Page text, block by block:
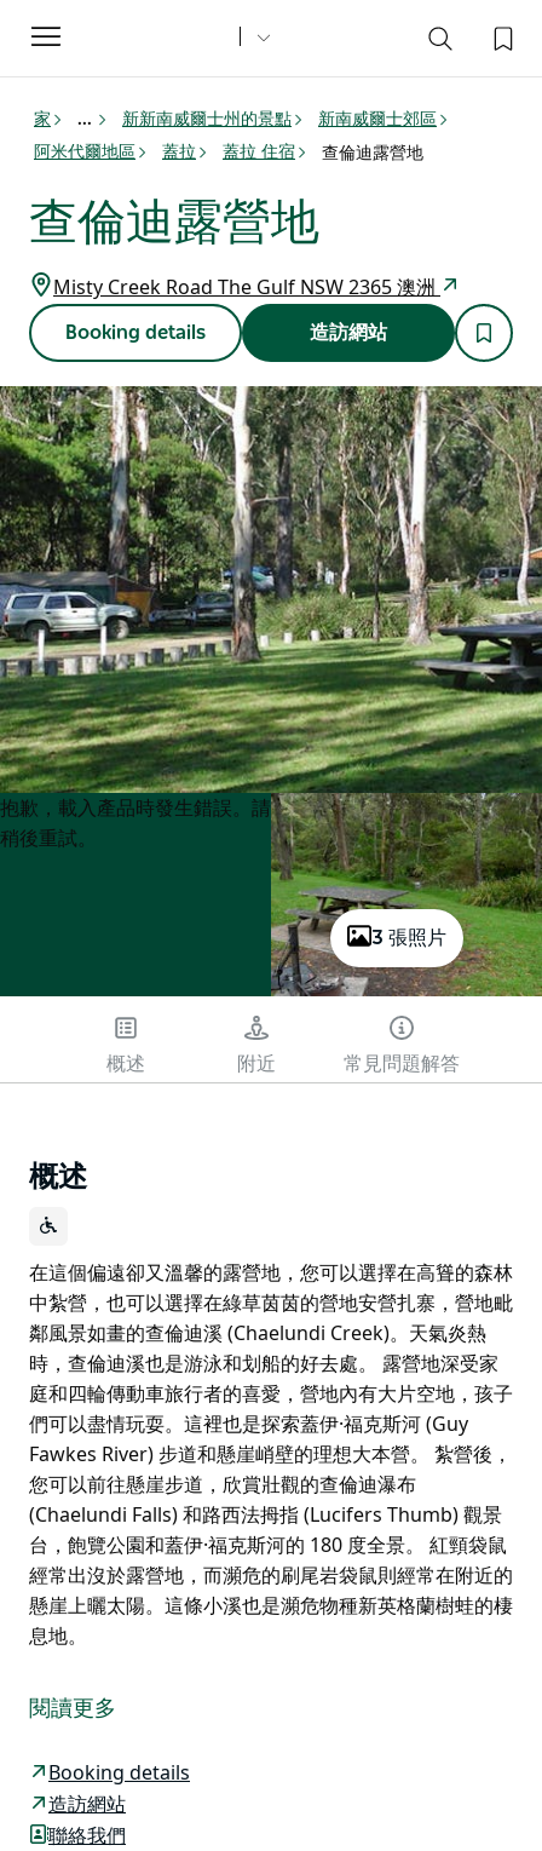
Toggle
navigation
家 ... 新新南威爾士州的景點
新南威爾士郊區
阿米代爾地區
蓋拉 蓋拉 住宿 查倫迪露營地
查倫迪露營地
Misty Creek Road The Gulf NSW 2365 澳洲
Booking details 造訪網站
3 張照片
Product
List
Product
List
抱歉，載入產品時發生錯誤。請
稍後重試。
概述 附近 常見問題解答
概述
在這個偏遠卻又溫馨的露營地，您可以選擇在高聳的森林
中紮營，也可以選擇在綠草茵茵的營地安營扎寨，營地毗
鄰風景如畫的查倫迪溪 (Chaelundi Creek)。天氣炎熱
時，查倫迪溪也是游泳和划船的好去處。 露營地深受家
庭和四輪傳動車旅行者的喜愛，營地內有大片空地，孩子
們可以盡情玩耍。這裡也是探索蓋伊·福克斯河 (Guy
Fawkes River) 步道和懸崖峭壁的理想大本營。 紮營後，
您可以前往懸崖步道，欣賞壯觀的查倫迪瀑布
(Chaelundi Falls) 和路西法拇指 (Lucifers Thumb) 觀景
台，飽覽公園和蓋伊·福克斯河的 180 度全景。 紅頸袋鼠
經常出沒於露營地，而瀕危的刷尾岩袋鼠則經常在附近的
懸崖上曬太陽。這條小溪也是瀕危物種新英格蘭樹蛙的棲
息地。
中紮營，也可以選擇在綠草茵茵的營地安營扎寨，營地毗
鄰風景如畫的查倫迪溪 (Chaelundi Creek)。天氣炎熱
露營地深受家庭和四輪傳動車旅行者的喜愛，營地內有大
片空地，孩子們可以盡情玩耍。這裡也是探索蓋伊·福克
閱讀更多
Booking details
造訪網站
聯絡我們